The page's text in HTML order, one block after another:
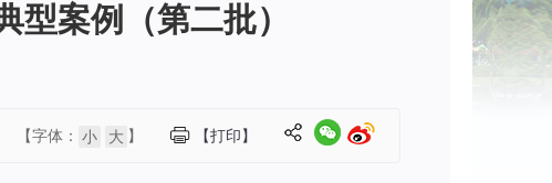
案例（第二批）
【打印】
【字体： 小 大 】